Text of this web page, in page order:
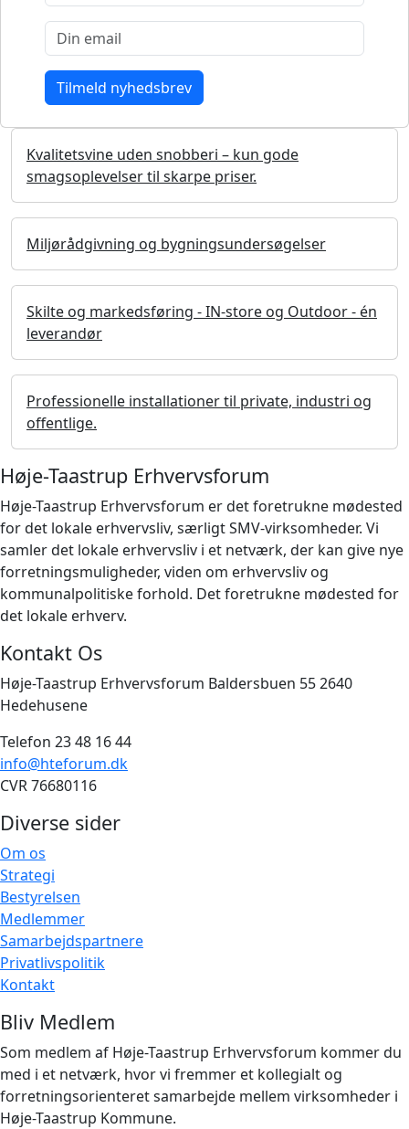
Kvalitetsvine uden snobberi – kun gode
smagsoplevelser til skarpe priser.
Miljørådgivning og bygningsundersøgelser
Skilte og markedsføring - IN-store og Outdoor - én
leverandør
Professionelle installationer til private, industri og
offentlige.
Høje-Taastrup Erhvervsforum
Høje-Taastrup Erhvervsforum er det foretrukne mødested
for det lokale erhvervsliv, særligt SMV-virksomheder. Vi
samler det lokale erhvervsliv i et netværk, der kan give nye
forretningsmuligheder, viden om erhvervsliv og
kommunalpolitiske forhold. Det foretrukne mødested for
det lokale erhverv.
Kontakt Os
Høje-Taastrup Erhvervsforum Baldersbuen 55 2640
Hedehusene
Telefon 23 48 16 44
info@hteforum.dk
CVR 76680116
Diverse sider
Om os
Strategi
Bestyrelsen
Medlemmer
Samarbejdspartnere
Privatlivspolitik
Kontakt
Bliv Medlem
Som medlem af Høje-Taastrup Erhvervsforum kommer du
med i et netværk, hvor vi fremmer et kollegialt og
forretningsorienteret samarbejde mellem virksomheder i
Høje-Taastrup Kommune.